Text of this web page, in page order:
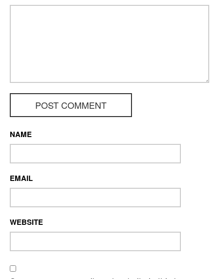
POST COMMENT
NAME
EMAIL
WEBSITE